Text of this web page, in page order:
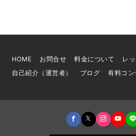
HOME お問合せ 料金について
レ
自己紹介（運営者）
ブログ 有料コン